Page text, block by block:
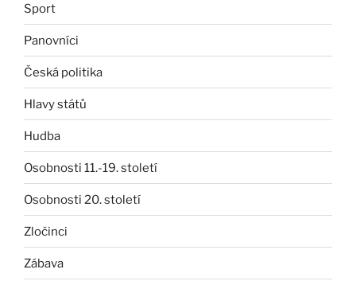
Sport
Panovníci
Česká politika
Hlavy států
Hudba
Osobnosti 11.-19. století
Osobnosti 20. století
Zločinci
Zábava